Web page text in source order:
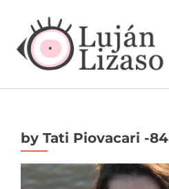
by Tati Piovacari -84